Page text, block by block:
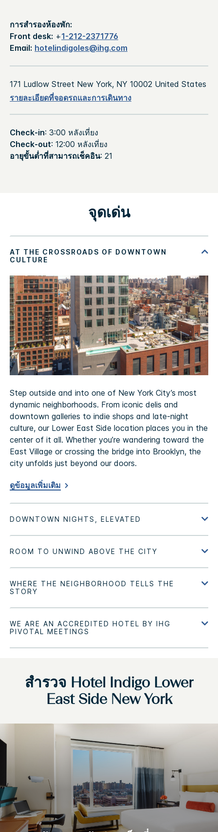
การสำรองห้องพัก:
Front desk: +1-212-2371776
Email: hotelindigoles@ihg.com
171 Ludlow Street New York, NY 10002 United States
รายละเอียดที่จอดรถและการเดินทาง
Check-in: 3:00 หลังเที่ยง
Check-out: 12:00 หลังเที่ยง
อายุขั้นต่ำที่สามารถเช็คอิน: 21
จุดเด่น
Step outside and into one of New York City’s most
dynamic neighborhoods. From iconic delis and
downtown galleries to indie shops and late-night
culture, our Lower East Side location places you in the
center of it all. Whether you’re wandering toward the
East Village or crossing the bridge into Brooklyn, the
city unfolds just beyond our doors.
ดูข้อมูลเพิ่มเติม
สำรวจ Hotel Indigo Lower
East Side New York